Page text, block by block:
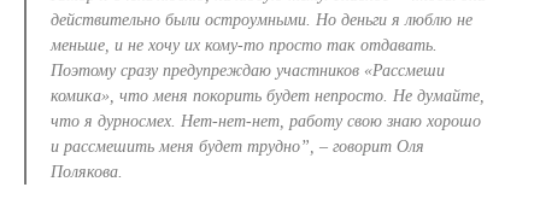
действительно были остроумными. Но деньги я люблю не
меньше, и не хочу их кому-то просто так отдавать.
Поэтому сразу предупреждаю участников «Рассмеши
комика», что меня покорить будет непросто. Не думайте,
что я дурносмех. Нет-нет-нет, работу свою знаю хорошо
и рассмешить меня будет трудно”, – говорит Оля
Полякова.